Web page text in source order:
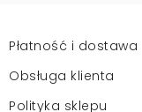
Płatność i dostawa
Obsługa klienta
Polityka sklepu